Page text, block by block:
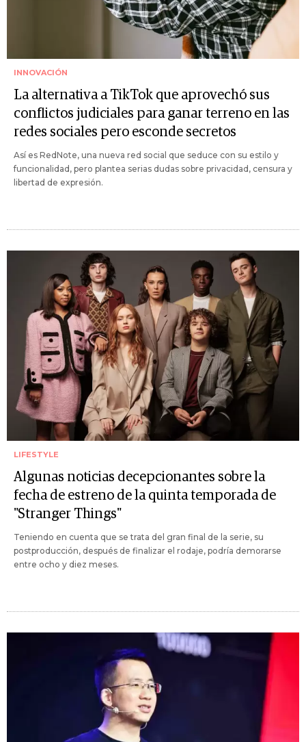
INNOVACIÓN
La alternativa a TikTok que aprovechó sus
conflictos judiciales para ganar terreno en las
redes sociales pero esconde secretos
Así es RedNote, una nueva red social que seduce con su estilo y
funcionalidad, pero plantea serias dudas sobre privacidad, censura y
libertad de expresión.
LIFESTYLE
Algunas noticias decepcionantes sobre la
fecha de estreno de la quinta temporada de
"Stranger Things"
Teniendo en cuenta que se trata del gran final de la serie, su
postproducción, después de finalizar el rodaje, podría demorarse
entre ocho y diez meses.